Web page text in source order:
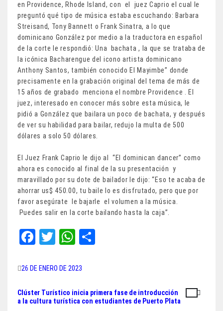
en Providence, Rhode Island, con el juez Caprio el cual le
preguntó qué tipo de música estaba escuchando: Barbara
Streisand, Tony Bannett o Frank Sinatra, a lo que
dominicano González por medio a la traductora en español
de la corte le respondió: Una bachata , la que se trataba de
la icónica Bacharengue del icono artista dominicano
Anthony Santos, también conocido El Mayimbe” donde
precisamente en la grabación original del tema de más de
15 años de grabado menciona el nombre Providence . El
juez, interesado en conocer más sobre esta música, le
pidió a González que bailara un poco de bachata, y después
de ver su habilidad para bailar, redujo la multa de 500
dólares a solo 50 dólares.
El Juez Frank Caprio le dijo al “El dominican dancer” como
ahora es conocido al final de la su presentación y
maravillado por su dote de bailador le dijo: “Eso te acaba de
ahorrar us$ 450.00, tu baile lo es disfrutado, pero que por
favor asegúrate le bajarle el volumen a la música.
Puedes salir en la corte bailando hasta la caja”.
Fa
bo
ok
T
tt
er
W
ts
A
pp
26 DE ENERO DE 2023
Navegación
Clúster Turístico inicia primera fase de introducción
a la cultura turística con estudiantes de Puerto Plata